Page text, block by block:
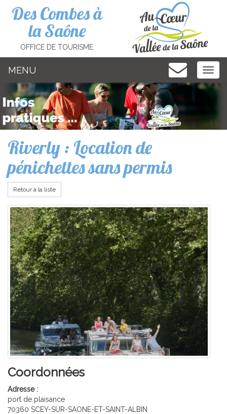
Des Combes à
la Saône
OFFICE DE TOURISME
MENU
Riverly : Location de
pénichettes sans permis
Retour à la liste
Coordonnées
Adresse :
port de plaisance
70360 SCEY-SUR-SAONE-ET-SAINT-ALBIN